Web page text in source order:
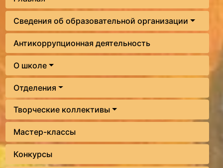
Сведения об образовательной организации
Антикоррупционная деятельность
О школе
Отделения
Творческие коллективы
Мастер-классы
Конкурсы